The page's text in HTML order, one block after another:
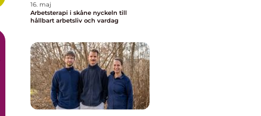
16. maj
Arbetsterapi i skåne nyckeln till
hållbart arbetsliv och vardag